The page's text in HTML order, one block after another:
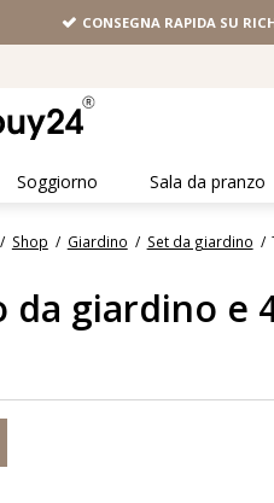
CONSEGNA RAPIDA SU
Soggiorno Sala da pranzo
/ Shop / Giardino / Set da giardino /
da giardino e